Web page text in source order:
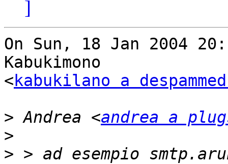
]
On Sun, 18 Jan 2004
Kabukimono
<kabukilano a
> Andrea <andrea a
>
> > ad esempio